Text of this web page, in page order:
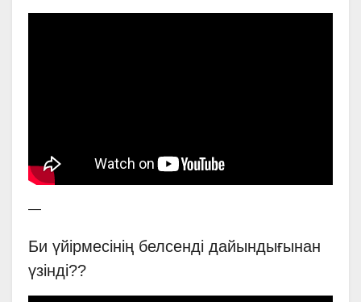
—
Би үйірмесінің белсенді дайындығынан
үзінді?️?